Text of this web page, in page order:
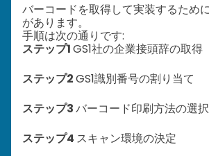
バーコードを取得して実装するため
があります。
手順は次の通りです:
ステップ1GS1社の企業接頭辞の取得
ステップ2GS1識別番号の割り当て
ステップ3バーコード印刷方法の選択
ステップ4 スキャン環境の決定